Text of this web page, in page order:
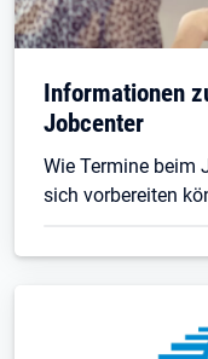
Informationen
Jobcenter
Wie Termine beim
sich vorbereiten